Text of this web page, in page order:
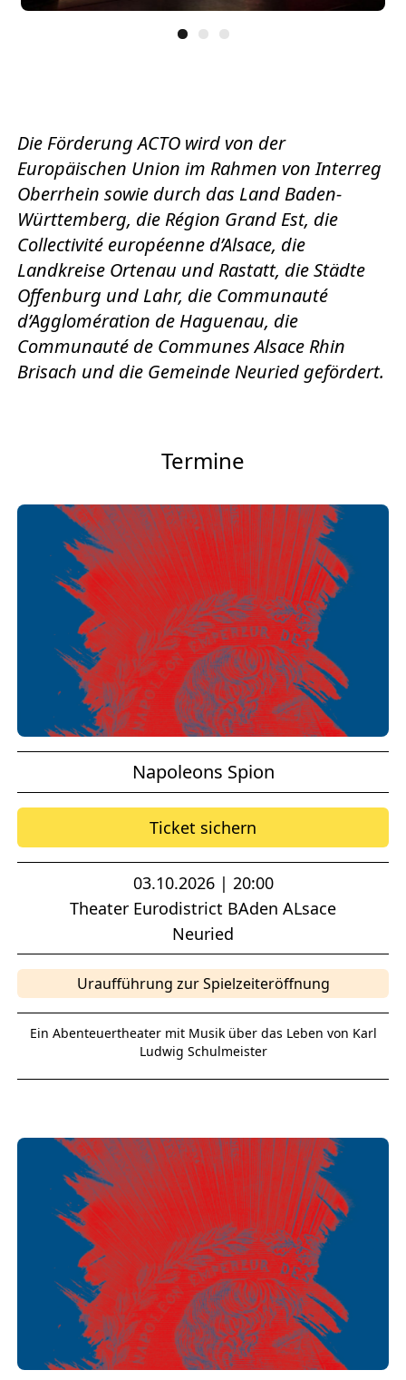
Die Förderung ACTO wird von der
Europäischen Union im Rahmen von Interreg
Oberrhein sowie durch das Land Baden-
Württemberg, die Région Grand Est, die
Collectivité européenne d’Alsace, die
Landkreise Ortenau und Rastatt, die Städte
Offenburg und Lahr, die Communauté
d’Agglomération de Haguenau, die
Communauté de Communes Alsace Rhin
Brisach und die Gemeinde Neuried gefördert.
Termine
Napoleons Spion
Ticket sichern
03.10.2026 | 20:00
Theater Eurodistrict BAden ALsace
Neuried
Uraufführung zur Spielzeiteröffnung
Ein Abenteuertheater mit Musik über das Leben von Karl
Ludwig Schulmeister